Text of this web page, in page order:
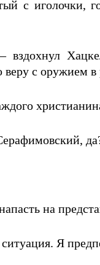
с иголочки,
с оружием
на
Я